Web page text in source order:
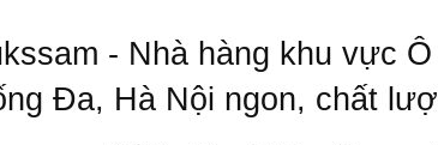
- Nhà hàng khu vực
Đa, Hà Nội ngon, chất